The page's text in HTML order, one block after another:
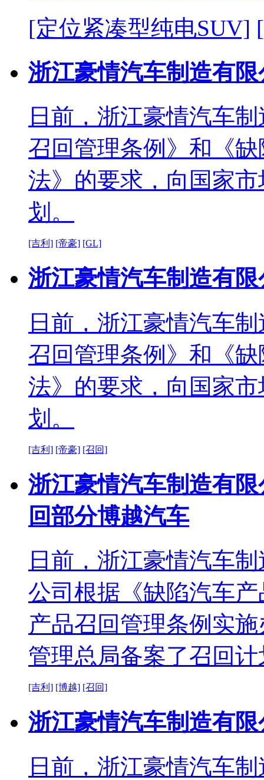
[定位紧凑型纯电SUV]
浙江豪情汽车制造有
日前，浙江豪情汽车
召回管理条例》和《
法》的要求，向国家
划。
[吉利] [帝豪] [GL]
浙江豪情汽车制造有
日前，浙江豪情汽车
召回管理条例》和《
法》的要求，向国家
划。
[吉利] [帝豪] [召回]
浙江豪情汽车制造有
回部分博越汽车
日前，浙江豪情汽车
公司根据《缺陷汽车
产品召回管理条例实
管理总局备案了召回计
[吉利] [博越] [召回]
浙江豪情汽车制造有
日前，浙江豪情汽车